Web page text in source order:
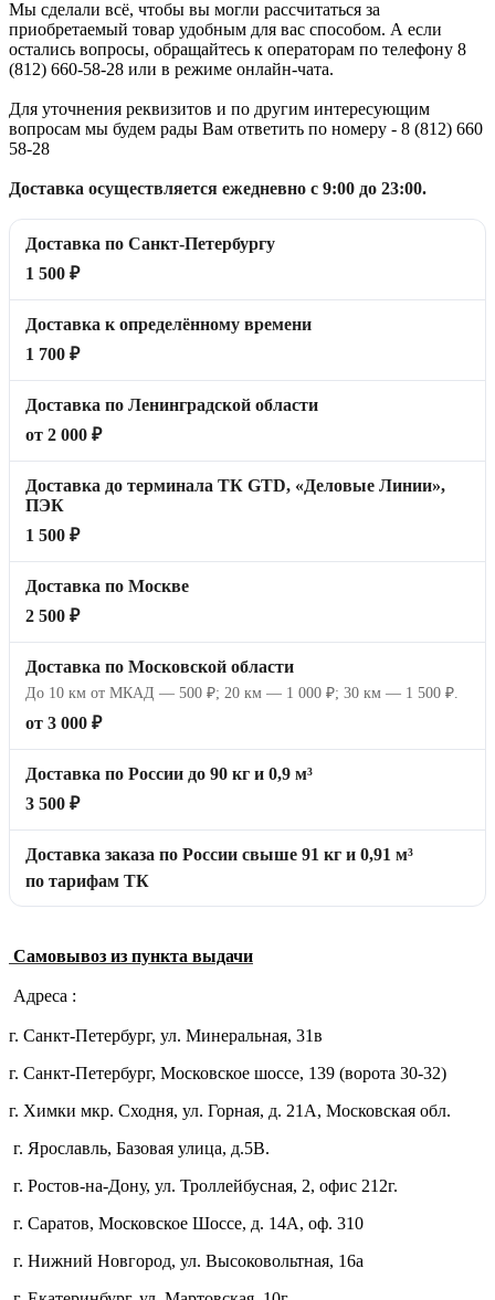
Мы сделали всё, чтобы вы могли рассчитаться за
приобретаемый товар удобным для вас способом. А если
остались вопросы, обращайтесь к операторам по телефону 8
(812) 660-58-28 или в режиме онлайн-чата.
Для уточнения реквизитов и по другим интересующим
вопросам мы будем рады Вам ответить по номеру - 8 (812) 660
58-28
Доставка осуществляется ежедневно с 9:00 до 23:00.
Доставка по Санкт-Петербургу
1 500 ₽
Доставка к определённому времени
1 700 ₽
Доставка по Ленинградской области
от 2 000 ₽
Доставка до терминала ТК GTD, «Деловые Линии»,
ПЭК
1 500 ₽
Доставка по Москве
2 500 ₽
Доставка по Московской области
До 10 км от МКАД — 500 ₽; 20 км — 1 000 ₽; 30 км — 1 500 ₽.
от 3 000 ₽
Доставка по России до 90 кг и 0,9 м³
3 500 ₽
Доставка заказа по России свыше 91 кг и 0,91 м³
по тарифам ТК
Самовывоз из пункта выдачи
Адреса :
г. Санкт-Петербург, ул. Минеральная, 31в
г. Санкт-Петербург, Московское шоссе, 139 (ворота 30-32)
г. Химки мкр. Сходня, ул. Горная, д. 21А, Московская обл.
г. Ярославль, Базовая улица, д.5В.
г. Ростов-на-Дону, ул. Троллейбусная, 2, офис 212г.
г. Саратов, Московское Шоссе, д. 14А, оф. 310
г. Нижний Новгород, ул. Высоковольтная, 16а